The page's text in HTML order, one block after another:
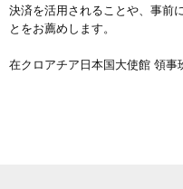
決済を活用されることや、事前
とをお薦めします。
在クロアチア日本国大使館 領事